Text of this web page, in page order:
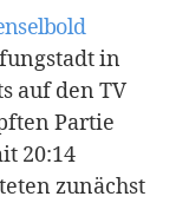
einer
in
auf den TV
Partie
20:14
zunächst